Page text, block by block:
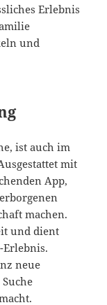
Erlebnis
und
ist auch im
mit
App,
machen.
und dient
Erlebnis.
neue